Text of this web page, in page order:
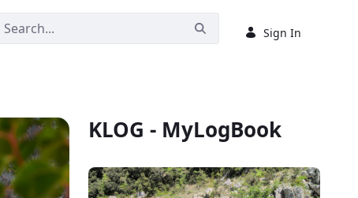
Sign In
KLOG - MyLogBook